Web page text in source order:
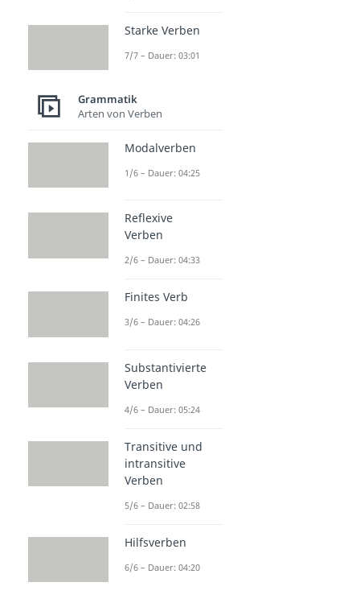
Starke Verben
7/7 – Dauer: 03:01
Grammatik
Arten von Verben
Modalverben
1/6 – Dauer: 04:25
Reflexive
Verben
2/6 – Dauer: 04:33
Finites Verb
3/6 – Dauer: 04:26
Substantivierte
Verben
4/6 – Dauer: 05:24
Transitive und
intransitive
Verben
5/6 – Dauer: 02:58
Hilfsverben
6/6 – Dauer: 04:20